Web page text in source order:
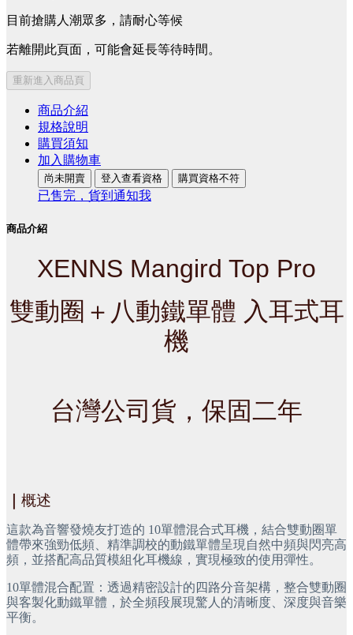
目前搶購人潮眾多，請耐心等候
若離開此頁面，可能會延長等待時間。
重新進入商品頁
商品介紹
規格說明
購買須知
加入購物車
尚未開賣 登入查看資格 購買資格不符
已售完，貨到通知我
商品介紹
XENNS Mangird Top Pro
雙動圈＋八動鐵單體 入耳式耳
機
台灣公司貨，保固二年
概述
這款為音響發燒友打造的 10單體混合式耳機，結合雙動圈單
體帶來強勁低頻、精準調校的動鐵單體呈現自然中頻與閃亮高
頻，並搭配高品質模組化耳機線，實現極致的使用彈性。
10單體混合配置：透過精密設計的四路分音架構，整合雙動圈
與客製化動鐵單體，於全頻段展現驚人的清晰度、深度與音樂
平衡。